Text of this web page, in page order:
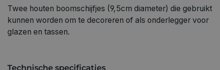
Twee houten boomschijfjes (9,5cm diameter) die gebruikt
kunnen worden om te decoreren of als onderlegger voor
glazen en tassen.
Technische specificaties